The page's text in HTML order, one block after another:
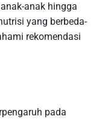
anak hingga
yang berbeda-
rekomendasi
pada